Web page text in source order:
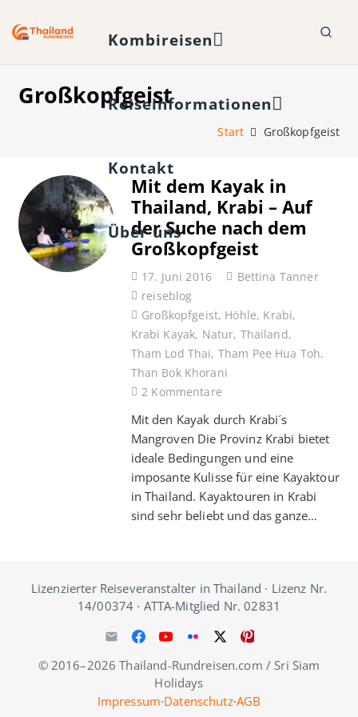
Kombireisen
Reiseinformationen
Kontakt
Über uns
Großkopfgeist
Start Großkopfgeist
Mit dem Kayak in
Thailand, Krabi – Auf
der Suche nach dem
Großkopfgeist
17. Juni 2016
Bettina Tanner
reiseblog
Großkopfgeist, Höhle, Krabi,
Krabi Kayak, Natur, Thailand,
Tham Lod Thai, Tham Pee Hua Toh,
Than Bok Khorani
2 Kommentare
Mit den Kayak durch Krabi´s
Mangroven Die Provinz Krabi bietet
ideale Bedingungen und eine
imposante Kulisse für eine Kayaktour
in Thailand. Kayaktouren in Krabi
sind sehr beliebt und das ganze…
Lizenzierter Reiseveranstalter in Thailand · Lizenz Nr.
14/00374 · ATTA-Mitglied Nr. 02831
© 2016–2026 Thailand-Rundreisen.com / Sri Siam
Holidays
Impressum·Datenschutz·AGB